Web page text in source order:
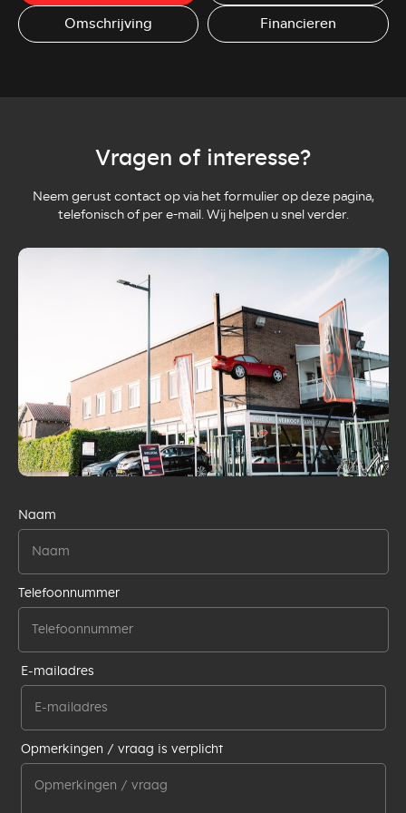
Omschrijving
Financieren
Vragen of interesse?
Neem gerust contact op via het formulier op deze pagina,
telefonisch of per e-mail. Wij helpen u snel verder.
Naam
Telefoonnummer
E-mailadres
Opmerkingen / vraag is verplicht